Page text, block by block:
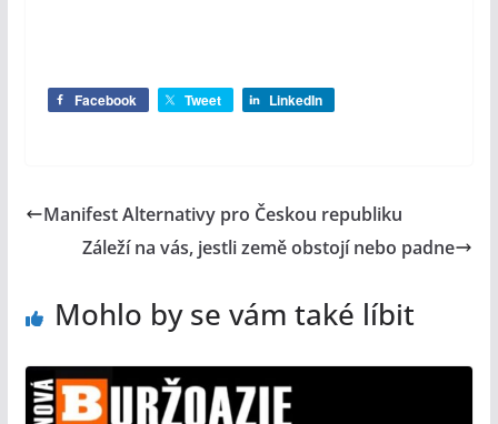
Facebook Tweet LinkedIn
Manifest Alternativy pro Českou republiku
Záleží na vás, jestli země obstojí nebo padne
Mohlo by se vám také líbit